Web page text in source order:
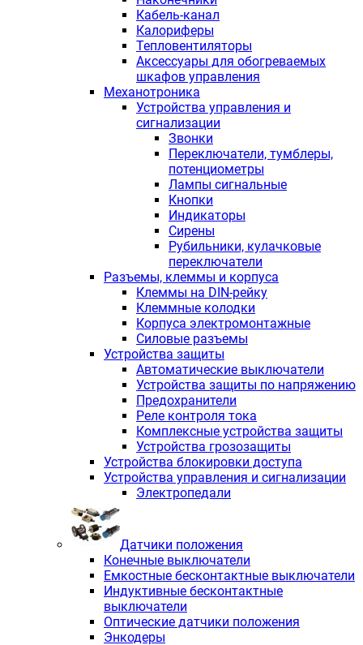
Кабель-канал
Калориферы
Тепловентиляторы
Аксессуары для обогреваемых
шкафов управления
Механотроника
Устройства управления и
сигнализации
Звонки
Переключатели, тумблеры,
потенциометры
Лампы сигнальные
Кнопки
Индикаторы
Сирены
Рубильники, кулачковые
переключатели
Разъемы, клеммы и корпуса
Клеммы на DIN-рейку
Клеммные колодки
Корпуса электромонтажные
Силовые разъемы
Устройства защиты
Автоматические выключатели
Устройства защиты по напряжению
Предохранители
Реле контроля тока
Комплексные устройства защиты
Устройства грозозащиты
Устройства блокировки доступа
Устройства управления и сигнализации
Электропедали
Датчики положения
Конечные выключатели
Емкостные бесконтактные выключатели
Индуктивные бесконтактные
выключатели
Оптические датчики положения
Энкодеры